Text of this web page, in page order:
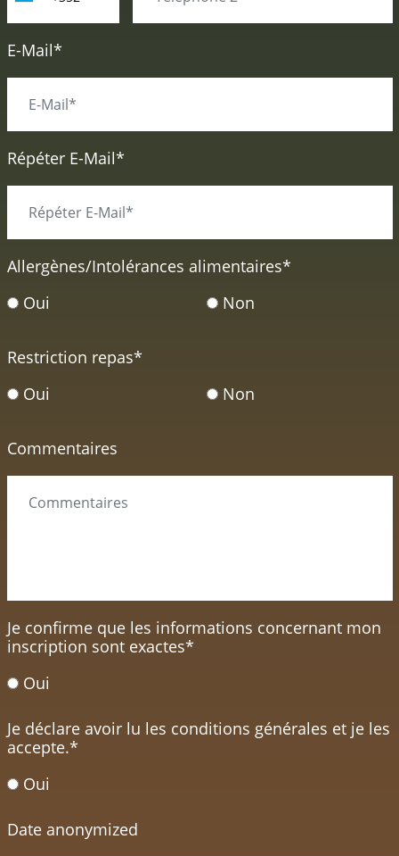
E-Mail*
Répéter E-Mail*
Allergènes/Intolérances alimentaires*
Oui
Non
Restriction repas*
Oui
Non
Commentaires
Je confirme que les informations concernant mon
inscription sont exactes*
Oui
Je déclare avoir lu les conditions générales et je les
accepte.*
Oui
Date anonymized